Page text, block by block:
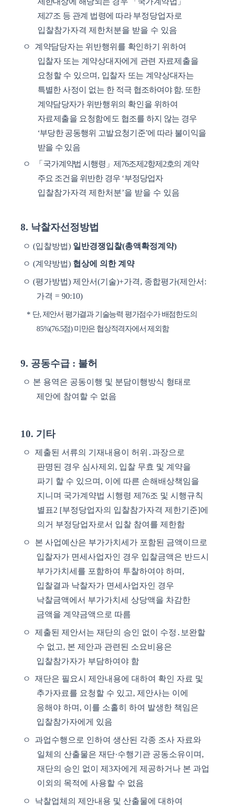
제 27조 등 관계 법령에 따라부정당업자로
입찰참가자격 제한처분을 받을 수 있음
ㅇ 계약담당자는 위반행위를 확인하기 위하여
입찰자 또는 계약상대자에게 관련 자료제출을
요청할 수 있으며 , 입찰자 또는 계약상대자는
특별한 사정이 없는 한 적극 협조하여야 함. 또한
계약담당자가 위반행위의 확인을 위하여
자료제출을 요청함에도 협조를 하지 않는 경우
‘부당한 공동행위 고발요청기준’에 따라 불이익을
받을 수 있음
ㅇ
「 국가계약법 시행령 」제 76조제 2항제 2호의 계약
주요 조건을 위반한 경우 ‘부정당업자
입찰참가자격 제한처분’을 받을 수 있음
8. 낙찰자선정방법
ㅇ (입찰방법) 일반경쟁입찰(총액확정계약)
ㅇ (계약방법) 협상에 의한 계약
ㅇ (평가방법) 제안서(기술)+가격, 종합평가(제안서 :
가격= 90:10)
* 단,제안서 평가결과 기술능력 평가점수가 배점한도의
85%(76.5점)미만은 협상적격자에서 제외함
9. 공동수급 : 불허
ㅇ 본 용역은 공동이행 및 분담이행방식 형태로
제안에 참여할 수 없음
10. 기타
ㅇ 제출된 서류의 기재내용이 허위 ․ 과장으로
판명된 경우 심사제외 , 입찰 무효 및 계약을
파기 할 수 있으며 , 이에 따른 손해배상책임을
지니며 국가계약법 시행령 제 76조 및 시행규칙
별표2 [부정당업자의 입찰참가자격 제한기준]에
의거 부정당업자로서 입찰 참여를 제한함
ㅇ 본 사업예산은 부가가치세가 포함된 금액이므로
입찰자가 면세사업자인 경우 입찰금액은 반드시
부가가치세를 포함하여 투찰하여야 하며 ,
입찰결과 낙찰자가 면세사업자인 경우
낙찰금액에서 부가가치세 상당액을 차감한
금액을 계약금액으로 따름
ㅇ 제출된 제안서는 재단의 승인 없이 수정 ․ 보완할
수 없고, 본 제안과 관련된 소요비용은
입찰참가자가 부담하여야 함
ㅇ 재단은 필요시 제안내용에 대하여 확인 자료 및
추가자료를 요청할 수 있고,제안사는 이에
응해야 하며 , 이를 소홀히 하여 발생한 책임은
입찰참가자에게 있음
ㅇ 과업수행으로 인하여 생산된 각종 조사 자료와
일체의 산출물은 재단·수행기관 공동소유이며 ,
재단의 승인 없이 제 3자에게 제공하거나 본 과업
이외의 목적에 사용할 수 없음
ㅇ 낙찰업체의 제안내용 및 산출물에 대하여